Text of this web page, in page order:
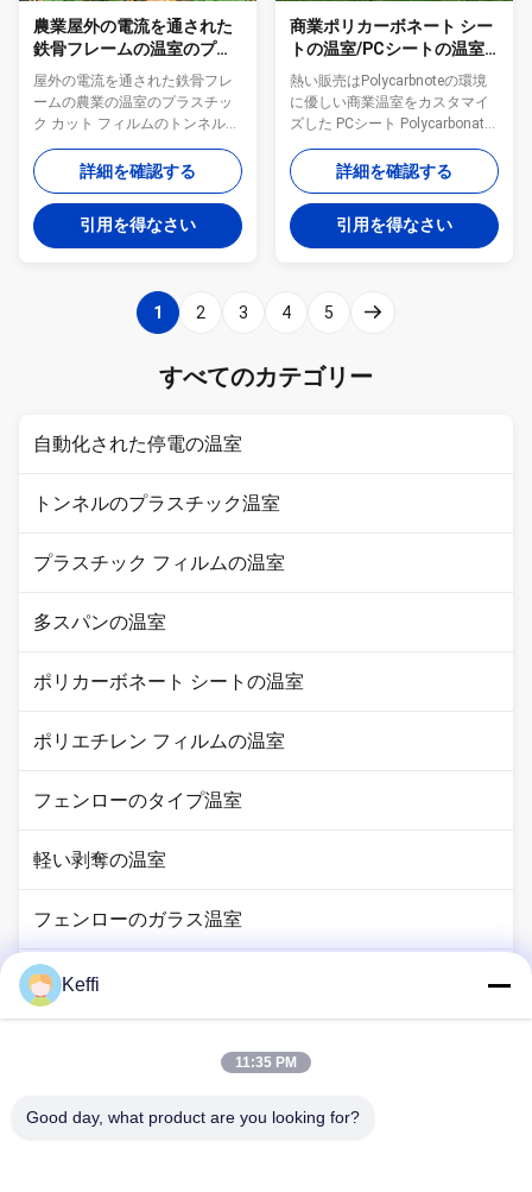
農業屋外の電流を通された
鉄骨フレームの温室のプラ
スチック カット フィルムの
トンネル
屋外の電流を通された鉄骨フレ
ームの農業の温室のプラスチッ
ク カット フィルムのトンネルの
温室 トンネルのプラスチック温
室プロダクトは記述する: トンネ
ルのプラスチック温室は低価格
の単純構造の温室である。それ
はある 効果的に自然災害を防
ぎ、単位面積ごとの収穫そして
のような市場用作物を植えるた
めに適した。それに簡単なアセ
ンブリの利点が、低い投資およ
として単一のフィルムが付いて
は簡単な、安価取付け易い。手
装置に、提供...
詳細を確認する
引用を得なさい
商業ポリカーボネート シー
トの温室/PCシートの温室
によってカスタマイズされ
る材料
熱い販売はPolycarbnoteの環境
に優しい商業温室をカスタマイ
ズした PCシート Polycarbonate
シートの温室は高い透明物、ラ
イト級選手、熱絶縁材anti-
noise、耐衝撃性炎- anti-aging抑
制剤の特徴のコーティングに紫
外線を等適用した。そしてそれ
はまだ使用する 熱い電流を通さ
ームワーク 熱いすくいは鋼鉄に
カスタマイズした 側面の高さ
詳細を確認する
引用を得なさい
1 2 3 4 5
すべてのカテゴリー
自動化された停電の温室
トンネルのプラスチック温室
プラスチック フィルムの温室
多スパンの温室
ポリカーボネート シートの温室
ポリエチレン フィルムの温室
フェンローのタイプ温室
軽い剥奪の温室
フェンローのガラス温室
温室システムアクセサリー
Keffi
11:35 PM
Good day, what product are you looking for?